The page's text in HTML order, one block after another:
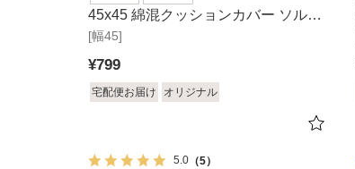
[幅45]
45x45 綿混クッションカバー ソル＆
サーブル
¥799
宅配便お届け オリジナル
5.0 （5）